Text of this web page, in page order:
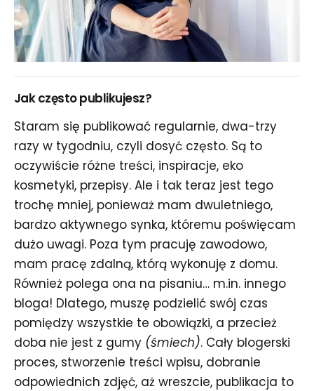
Jak często publikujesz?
Staram się publikować regularnie, dwa-trzy
razy w tygodniu, czyli dosyć często. Są to
oczywiście różne treści, inspiracje, eko
kosmetyki, przepisy. Ale i tak teraz jest tego
trochę mniej, ponieważ mam dwuletniego,
bardzo aktywnego synka, któremu poświęcam
dużo uwagi. Poza tym pracuję zawodowo,
mam pracę zdalną, którą wykonuję z domu.
Również polega ona na pisaniu… m.in. innego
bloga! Dlatego, muszę podzielić swój czas
pomiędzy wszystkie te obowiązki, a przecież
doba nie jest z gumy (śmiech). Cały blogerski
proces, stworzenie treści wpisu, dobranie
odpowiednich zdjęć, aż wreszcie, publikacja to